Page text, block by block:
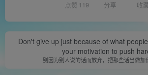
点赞 119 分享 收
Don't give up just because of what
your motivation to push
别因为别人说的话而放弃，把那些话当做加